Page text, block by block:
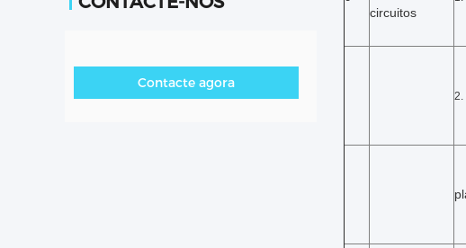
Contacte agora
circuitos
2.